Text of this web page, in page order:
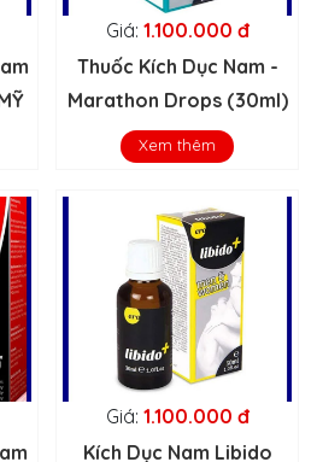
Giá: 1.100.000 đ
Thuốc Kích Dục Nam -
Marathon Drops (30ml)
Xem thêm
Giá: 1.100.000 đ
Kích Dục Nam Libido